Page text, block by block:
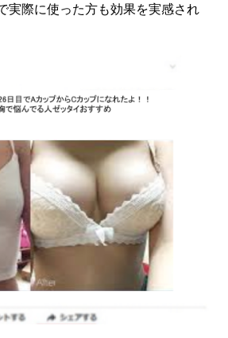
実際に使った方も効果を実感され